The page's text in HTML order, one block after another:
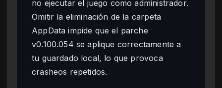
no ejecutar el juego como administrador.
Omitir la eliminación de la carpeta
AppData impide que el parche
v0.100.054 se aplique correctamente a
tu guardado local, lo que provoca
crasheos repetidos.